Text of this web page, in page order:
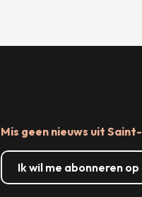
Mis geen nieuws uit
Ik wil me abonneren